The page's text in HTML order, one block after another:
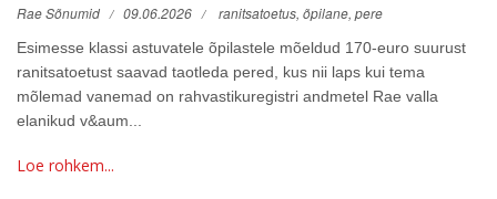
Rae Sõnumid 09.06.2026 ranitsatoetus, õpilane, pere
Esimesse klassi astuvatele õpilastele mõeldud 170-euro suurust
ranitsatoetust saavad taotleda pered, kus nii laps kui tema
mõlemad vanemad on rahvastikuregistri andmetel Rae valla
elanikud v&aum...
Loe rohkem...